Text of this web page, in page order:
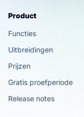
Product
Functies
Uitbreidingen
Prijzen
Gratis proefperiode
Release notes